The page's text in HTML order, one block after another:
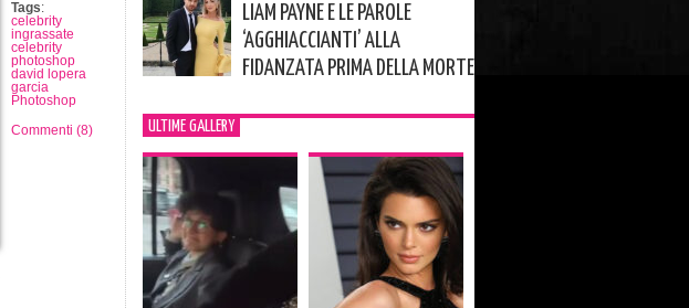
Tags:
celebrity
ingrassate
celebrity
photoshop
david lopera
garcia
Photoshop
Commenti (8)
LIAM PAYNE E LE PAROLE
‘AGGHIACCIANTI’ ALLA
FIDANZATA PRIMA DELLA MORTE
ULTIME GALLERY